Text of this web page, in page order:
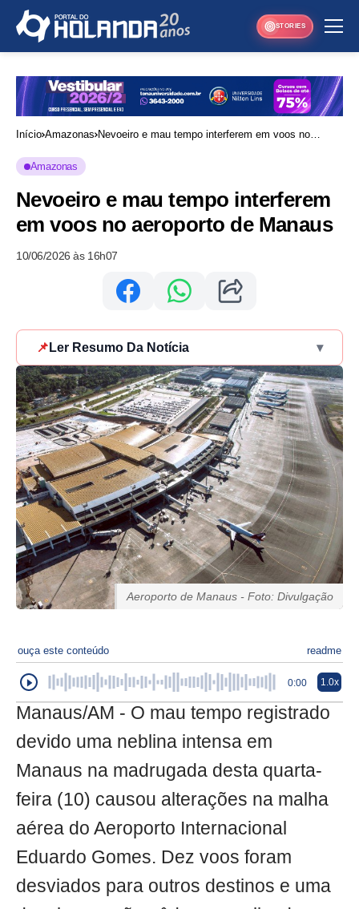
STORIES
Início Amazonas Nevoeiro e mau tempo interferem em voos no
Amazonas
Nevoeiro e mau tempo interferem
em voos no aeroporto de Manaus
10/06/2026 às 16h07
📌 Ler Resumo Da Notícia ▾
Aeroporto de Manaus - Foto: Divulgação
ouça este conteúdo readme
0:00 1.0x
Manaus/AM - O mau tempo registrado
devido uma neblina intensa em
Manaus na madrugada desta quarta-
feira (10) causou alterações na malha
aérea do Aeroporto Internacional
Eduardo Gomes. Dez voos foram
desviados para outros destinos e uma